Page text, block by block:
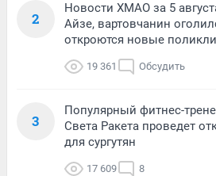
2
Новости ХМАО за 5
Айзе, вартовчанин
откроются новые
19 361 Обсудить
3
Популярный фитнес-
Света Ракета проведет
для сургутян
17 609 8